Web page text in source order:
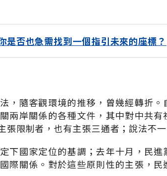
是否也急需找到一個指引未來的座標？
，隨客觀環境的推移，曾幾經轉折
兩岸關係的各種文件，其中對中共
張限制者，也有主張三通者；說法不
下國家定位的基調；去年十月，民
際關係。對於這些原則性的主張，